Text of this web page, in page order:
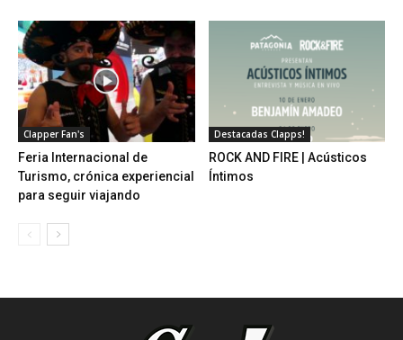
Clapper Fan's
Feria Internacional de
Turismo, crónica experiencial
para seguir viajando
Destacadas Clapps!
ROCK AND FIRE | Acústicos
Íntimos